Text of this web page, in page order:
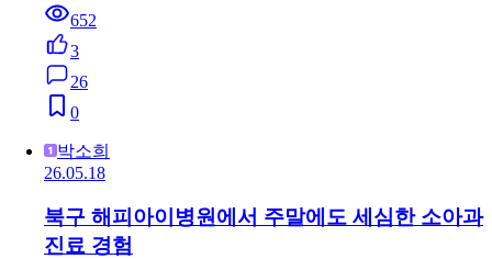
652
3
26
0
박소희
26.05.18
북구 해피아이병원에서 주말에도 세심한 소아과
진료 경험